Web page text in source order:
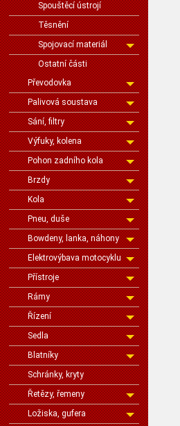
Spouštěcí ústrojí
Těsnění
Spojovací materiál
Ostatní části
Převodovka
Palivová soustava
Sání, filtry
Výfuky, kolena
Pohon zadního kola
Brzdy
Kola
Pneu, duše
Bowdeny, lanka, náhony
Elektrovýbava motocyklu
Přístroje
Rámy
Řízení
Sedla
Blatníky
Schránky, kryty
Řetězy, řemeny
Ložiska, gufera